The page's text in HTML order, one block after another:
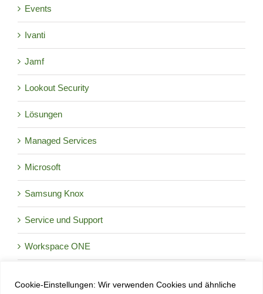
Cookie-Einstellungen: Wir verwenden Cookies und ähnliche
Events
Ivanti
Jamf
Lookout Security
Lösungen
Managed Services
Microsoft
Samsung Knox
Service und Support
Workspace ONE
Okt.